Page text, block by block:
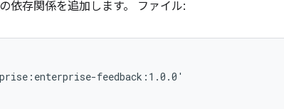
依存関係を追加します。 ファイル:
feedback:1.0.0'